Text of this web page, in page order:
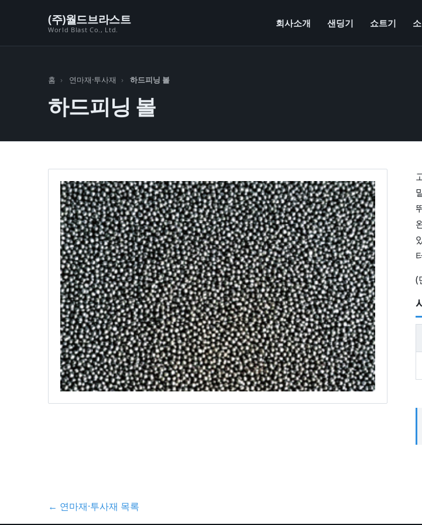
(주)월드브라스트
World Blast Co., Ltd.
회사소개 샌딩기 쇼트기
홈 연마재·투사재 하드피닝 볼
하드피닝 볼
(
← 연마재·투사재 목록